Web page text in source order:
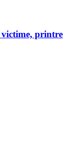
printre